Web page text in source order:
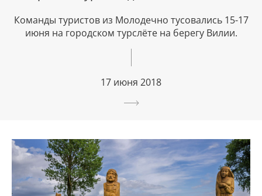
Команды туристов из Молодечно тусовались 15-17
июня на городском турслёте на берегу Вилии.
17 июня 2018